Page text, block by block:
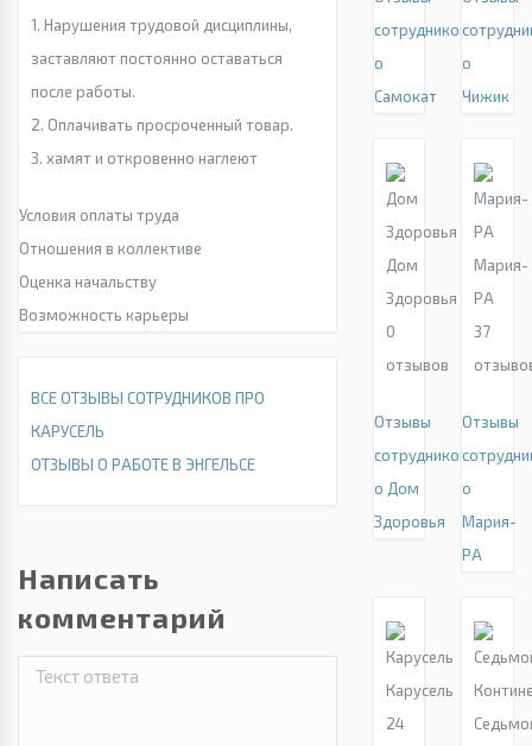
1. Нарушения трудовой дисциплины,
заставляют постоянно оставаться
после работы.
2. Оплачивать просроченный товар.
3. хамят и откровенно наглеют
Условия оплаты труда
Отношения в коллективе
Оценка начальству
Возможность карьеры
ВСЕ ОТЗЫВЫ СОТРУДНИКОВ ПРО
КАРУСЕЛЬ
ОТЗЫВЫ О РАБОТЕ В ЭНГЕЛЬСЕ
Написать
комментарий
сотрудников
о
Самокат
о
Чижик
Дом
Здоровья
0
отзывов
Отзывы
сотрудников
о Дом
Здоровья
Мария-
РА
37
Отзывы
о
Мария-
РА
Карусель
24